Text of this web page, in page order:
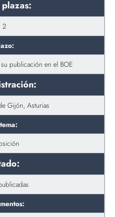
plazas:
2
publicación en el BOE
Gijón, Asturias